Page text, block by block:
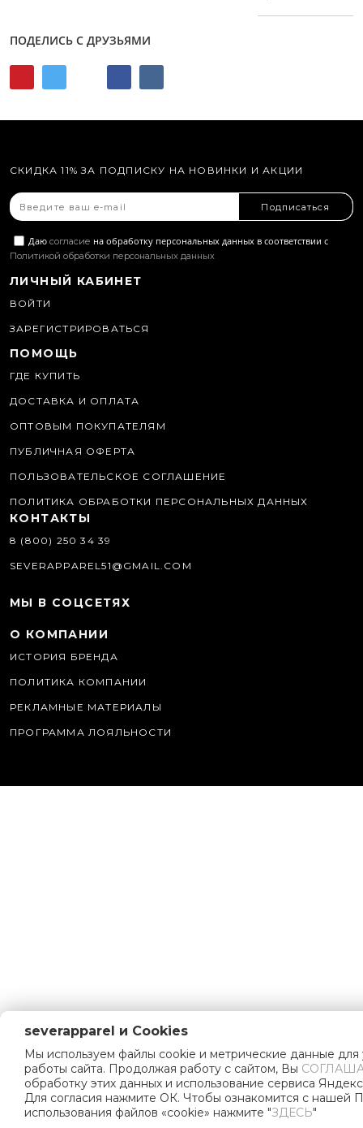
ПОДЕЛИСЬ С ДРУЗЬЯМИ
СКИДКА 11% ЗА ПОДПИСКУ НА НОВИНКИ И АКЦИИ
Подписаться
Даю согласие на обработку персональных данных в соответствии с
Политикой обработки персональных данных
ЛИЧНЫЙ КАБИНЕТ
ВОЙТИ
ЗАРЕГИСТРИРОВАТЬСЯ
ПОМОЩЬ
ГДЕ КУПИТЬ
ДОСТАВКА И ОПЛАТА
ОПТОВЫМ ПОКУПАТЕЛЯМ
ПУБЛИЧНАЯ ОФЕРТА
ПОЛЬЗОВАТЕЛЬСКОЕ СОГЛАШЕНИЕ
ПОЛИТИКА ОБРАБОТКИ ПЕРСОНАЛЬНЫХ ДАННЫХ
КОНТАКТЫ
8 (800) 250 34 39
SEVERAPPAREL51@GMAIL.COM
МЫ В СОЦСЕТЯХ
О КОМПАНИИ
ИСТОРИЯ БРЕНДА
ПОЛИТИКА КОМПАНИИ
РЕКЛАМНЫЕ МАТЕРИАЛЫ
ПРОГРАММА ЛОЯЛЬНОСТИ
severapparel и Cookies
Мы используем файлы cookie и метрические данные
работы сайта. Продолжая работу с сайтом, Вы
обработку этих данных и использование сервиса
Для согласия нажмите ОК. Чтобы ознакомится с нашей
использования файлов «cookie» нажмите "ЗДЕСЬ"